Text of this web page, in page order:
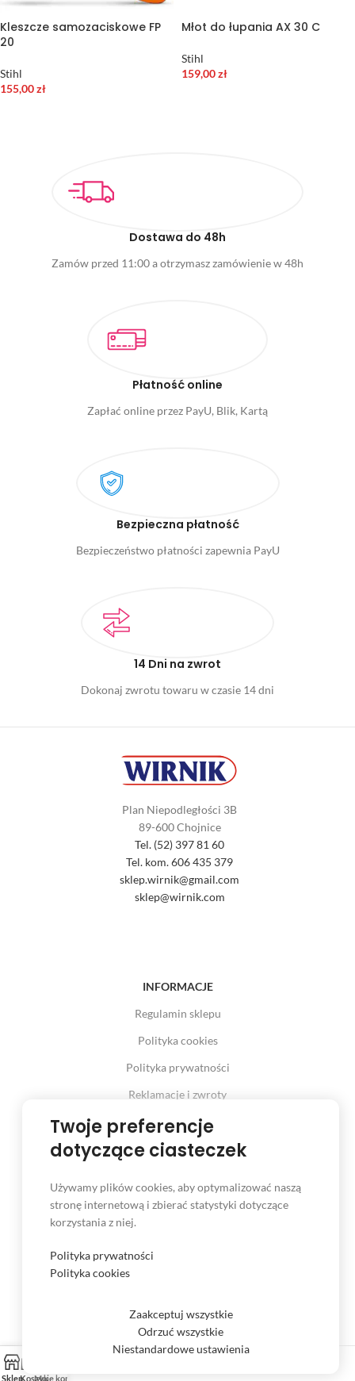
Kleszcze samozaciskowe FP
20
Stihl
155,00zł
Młot do łupania AX 30 C
Stihl
159,00zł
Dostawa do 48h
Zamów przed 11:00 a otrzymasz zamówienie w 48h
Płatność online
Zapłać online przez PayU, Blik, Kartą
Bezpieczna płatność
Bezpieczeństwo płatności zapewnia PayU
14 Dni na zwrot
Dokonaj zwrotu towaru w czasie 14 dni
Plan Niepodległości 3B
89-600 Chojnice
Tel. (52) 397 81 60
Tel. kom. 606 435 379
sklep.wirnik@gmail.com
sklep@wirnik.com
INFORMACJE
Regulamin sklepu
Polityka cookies
Polityka prywatności
Reklamacje i zwroty
Prawo odstąpienia od umowy
INFORMACJE
Czas i koszt dostawy
Formy płatności
SklepKoszykMoje konto
Twoje preferencje
dotyczące ciasteczek
Używamy plików cookies, aby optymalizować naszą
stronę internetową i zbierać statystyki dotyczące
korzystania z niej.
Polityka prywatności
Polityka cookies
Zaakceptuj wszystkie
Odrzuć wszystkie
Niestandardowe ustawienia